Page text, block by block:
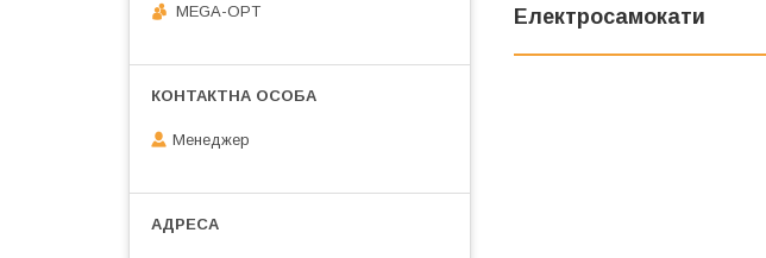
Електросамокати
MEGA-OPT
Менеджер